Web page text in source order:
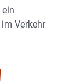
Verkehr